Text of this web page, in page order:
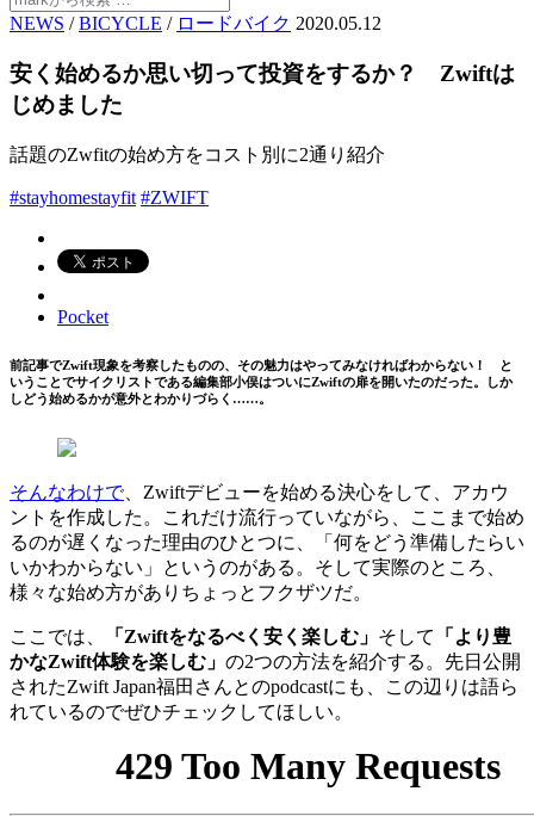
NEWS /BICYCLE / ロードバイク 2020.05.12
安く始めるか思い切って投資をするか？ Zwiftは
じめました
話題のZwfitの始め方をコスト別に2通り紹介
#stayhomestayfit #ZWIFT
Pocket
前記事でZwift現象を考察したものの、その魅力はやってみなければわからない！ と
いうことでサイクリストである編集部小俣はついにZwiftの扉を開いたのだった。しか
しどう始めるかが意外とわかりづらく……。
そんなわけで、Zwiftデビューを始める決心をして、アカウ
ントを作成した。これだけ流行っていながら、ここまで始め
るのが遅くなった理由のひとつに、「何をどう準備したらい
いかわからない」というのがある。そして実際のところ、
様々な始め方がありちょっとフクザツだ。
ここでは、 「Zwiftをなるべく安く楽しむ」 そして
「より豊
かなZwift体験を楽しむ」 の2つの方法を紹介する。先日公開
されたZwift Japan福田さんとのpodcastにも、この辺りは語ら
れているのでぜひチェックしてほしい。